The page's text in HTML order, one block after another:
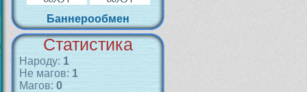
Баннерообмен
Статистика
Народу: 1
Не магов: 1
Магов: 0